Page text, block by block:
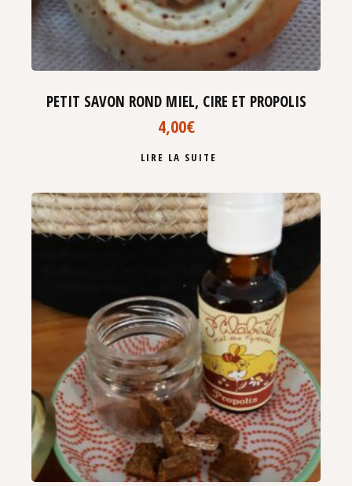
PETIT SAVON ROND MIEL, CIRE ET PROPOLIS
4,00€
LIRE LA SUITE